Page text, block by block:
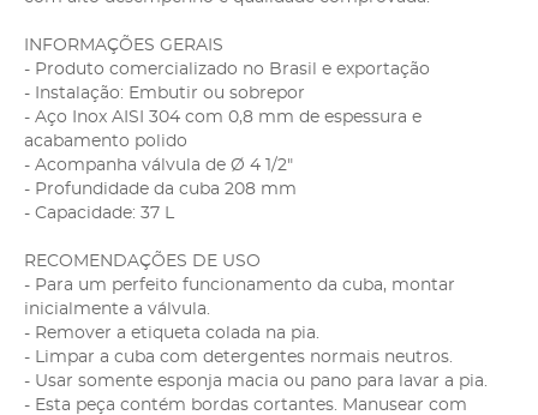
INFORMAÇÕES GERAIS
- Produto comercializado no Brasil e exportação
- Instalação: Embutir ou sobrepor
- Aço Inox AISI 304 com 0,8 mm de espessura e
acabamento polido
- Acompanha válvula de Ø 4 1/2"
- Profundidade da cuba 208 mm
- Capacidade: 37 L
RECOMENDAÇÕES DE USO
- Para um perfeito funcionamento da cuba, montar
inicialmente a válvula.
- Remover a etiqueta colada na pia.
- Limpar a cuba com detergentes normais neutros.
- Usar somente esponja macia ou pano para lavar a pia.
- Esta peça contém bordas cortantes. Manusear com